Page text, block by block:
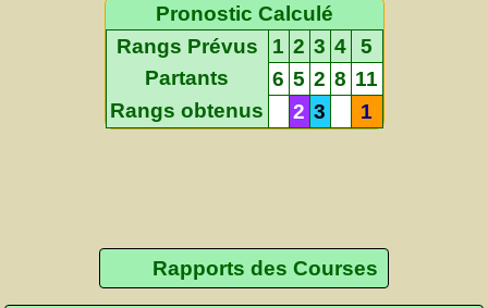
Pronostic Calculé
Rangs Prévus
1 2 3 4
5
Partants
6 5 2 8 11
Rangs obtenus
2 3 1
Rapports des Courses